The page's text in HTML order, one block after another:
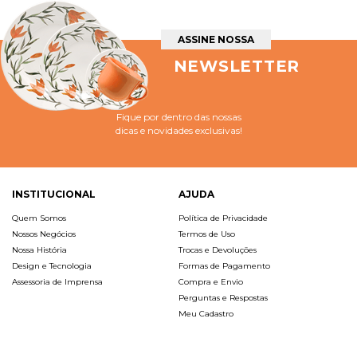
ASSINE NOSSA
NEWSLETTER
Fique por dentro das nossas
dicas e novidades exclusivas!
INSTITUCIONAL
Quem Somos
Nossos Negócios
Nossa História
Design e Tecnologia
Assessoria de Imprensa
AJUDA
Política de Privacidade
Termos de Uso
Trocas e Devoluções
Formas de Pagamento
Compra e Envio
Perguntas e Respostas
Meu Cadastro